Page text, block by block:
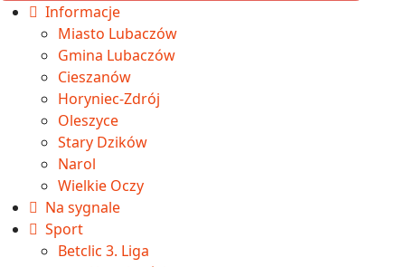
Informacje
Miasto Lubaczów
Gmina Lubaczów
Cieszanów
Horyniec-Zdrój
Oleszyce
Stary Dzików
Narol
Wielkie Oczy
Na sygnale
Sport
Betclic 3. Liga